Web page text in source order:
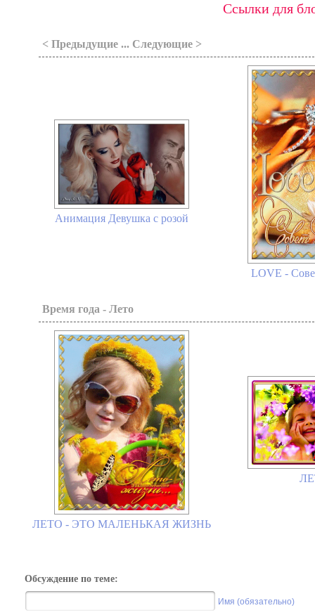
Ссылки для
< Предыдущие ... Следующие >
Анимация Девушка с розой
LOVE -
Время года - Лето
ЛЕТО - ЭТО МАЛЕНЬКАЯ ЖИЗНЬ
Обсуждение по теме:
Имя (обязательно)